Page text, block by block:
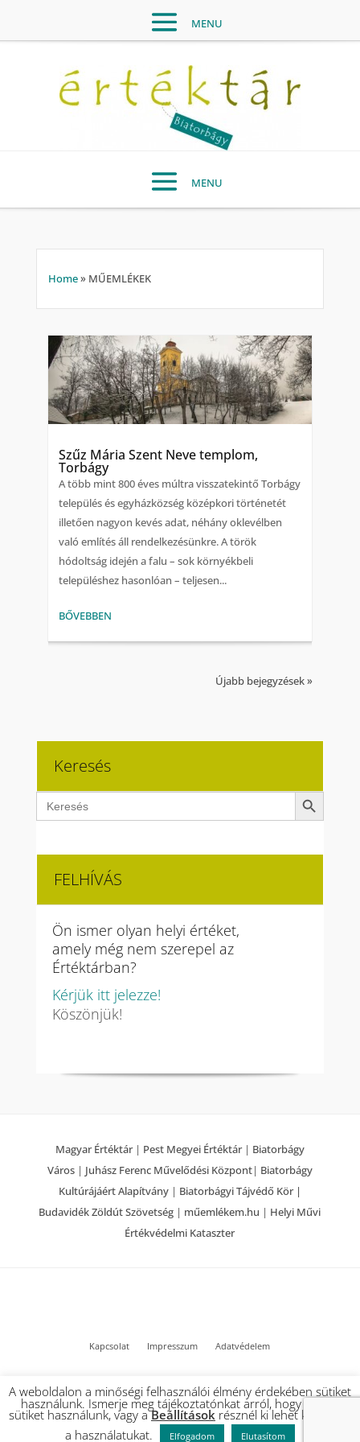
Home» MŰEMLÉKEK
Szűz Mária Szent Neve templom,
Torbágy
A több mint 800 éves múltra visszatekintő Torbágy
település és egyházközség középkori történetét
illetően nagyon kevés adat, néhány oklevélben
való említés áll rendelkezésünkre. A török
hódoltság idején a falu – sok környékbeli
településhez hasonlóan – teljesen...
BŐVEBBEN
Újabb bejegyzések »
Keresés
Search
for:
Search Button
FELHÍVÁS
Ön ismer olyan helyi értéket,
amely még nem szerepel az
Értéktárban?
Kérjük itt jelezze!
Köszönjük!
Magyar Értéktár| Pest Megyei Értéktár| Biatorbágy
Város| Juhász Ferenc Művelődési Központ| Biatorbágy
Kultúrájáért Alapítvány| Biatorbágyi Tájvédő Kör |
Budavidék Zöldút Szövetség | műemlékem.hu | Helyi Művi
Értékvédelmi Kataszter
Kapcsolat Impresszum Adatvédelem
© 2022 Biatorbágy Értéktár – Minden jog fenntartva
A weboldalon a minőségi felhasználói élmény érdekében sütiket
használunk. Ismerje meg tájékoztatónkat arról, hogy milyen
sütiket használunk, vagy aBeállítások résznél ki lehet kapcsolni
a használatukat.
Elfogadom Elutasítom